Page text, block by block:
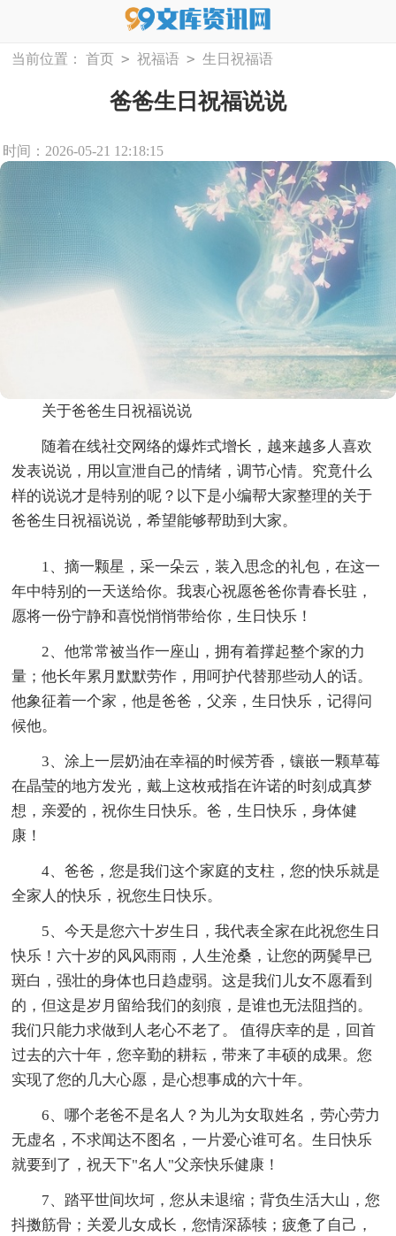
当前位置： 首页 > 祝福语 > 生日祝福语
爸爸生日祝福说说
时间：2026-05-21 12:18:15
关于爸爸生日祝福说说
随着在线社交网络的爆炸式增长，越来越多人喜欢
发表说说，用以宣泄自己的情绪，调节心情。究竟什么
样的说说才是特别的呢？以下是小编帮大家整理的关于
爸爸生日祝福说说，希望能够帮助到大家。
1、摘一颗星，采一朵云，装入思念的礼包，在这一
年中特别的一天送给你。我衷心祝愿爸爸你青春长驻，
愿将一份宁静和喜悦悄悄带给你，生日快乐！
2、他常常被当作一座山，拥有着撑起整个家的力
量；他长年累月默默劳作，用呵护代替那些动人的话。
他象征着一个家，他是爸爸，父亲，生日快乐，记得问
候他。
3、涂上一层奶油在幸福的时候芳香，镶嵌一颗草莓
在晶莹的地方发光，戴上这枚戒指在许诺的时刻成真梦
想，亲爱的，祝你生日快乐。爸，生日快乐，身体健
康！
4、爸爸，您是我们这个家庭的支柱，您的快乐就是
全家人的快乐，祝您生日快乐。
5、今天是您六十岁生日，我代表全家在此祝您生日
快乐！六十岁的风风雨雨，人生沧桑，让您的两鬓早已
斑白，强壮的身体也日趋虚弱。这是我们儿女不愿看到
的，但这是岁月留给我们的刻痕，是谁也无法阻挡的。
我们只能力求做到人老心不老了。 值得庆幸的是，回首
过去的六十年，您辛勤的耕耘，带来了丰硕的成果。您
实现了您的几大心愿，是心想事成的六十年。
6、哪个老爸不是名人？为儿为女取姓名，劳心劳力
无虚名，不求闻达不图名，一片爱心谁可名。生日快乐
就要到了，祝天下"名人"父亲快乐健康！
7、踏平世间坎坷，您从未退缩；背负生活大山，您
抖擞筋骨；关爱儿女成长，您情深舔犊；疲惫了自己，